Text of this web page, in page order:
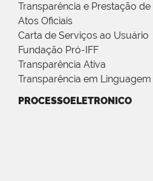
Transparência e Prestação de
Atos Oficiais
Carta de Serviços ao Usuário
Fundação Pró-IFF
Transparência Ativa
Transparência em
PROCESSOELETRONICO